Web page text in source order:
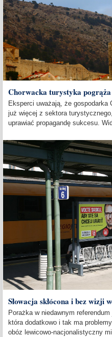
Chorwacka turystyka
Eksperci uważają, że gospodarka
już więcej z sektora
uprawiać propagandę sukcesu.
Słowacja skłócona i bez wizji
Porażka w niedawnym
która dodatkowo i tak ma
obóz lewicowo-nacjonalistyczny